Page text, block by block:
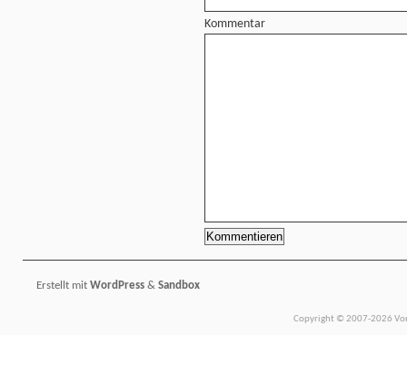
Kommentar
Erstellt mit WordPress & Sandbox
Copyright © 2007-2026